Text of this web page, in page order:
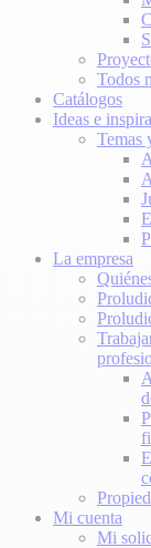
Todos
Catálogos
Ideas e
Temas
La empresa
Mi cuenta
Mi